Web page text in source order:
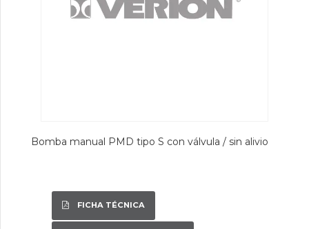
Bomba manual PMD tipo S con válvula / sin alivio
FICHA TÉCNICA